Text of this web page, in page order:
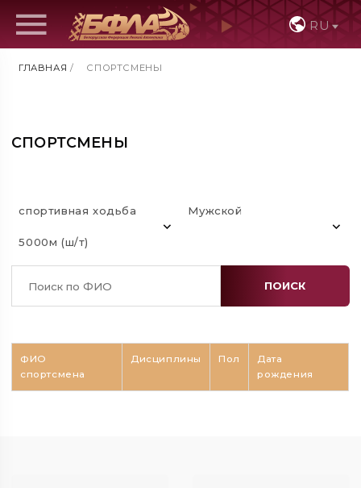
RU
ГЛАВНАЯ / СПОРТСМЕНЫ
СПОРТСМЕНЫ
спортивная ходьба
5000м (ш/т)
Мужской
ПОИСК
ФИО
спортсмена
Дисциплины Пол
Дата
рождения